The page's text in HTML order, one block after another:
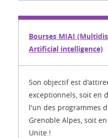
Bourses MIAI
Artificial intelligence)
Son objectif est
exceptionnels, soit en
l'un des programmes
Grenoble Alpes, soit
Unite !